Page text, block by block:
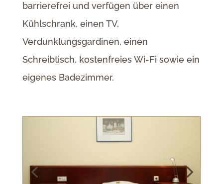
barrierefrei und verfügen über einen
Kühlschrank, einen TV,
Verdunklungsgardinen, einen
Schreibtisch, kostenfreies Wi-Fi sowie ein
eigenes Badezimmer.